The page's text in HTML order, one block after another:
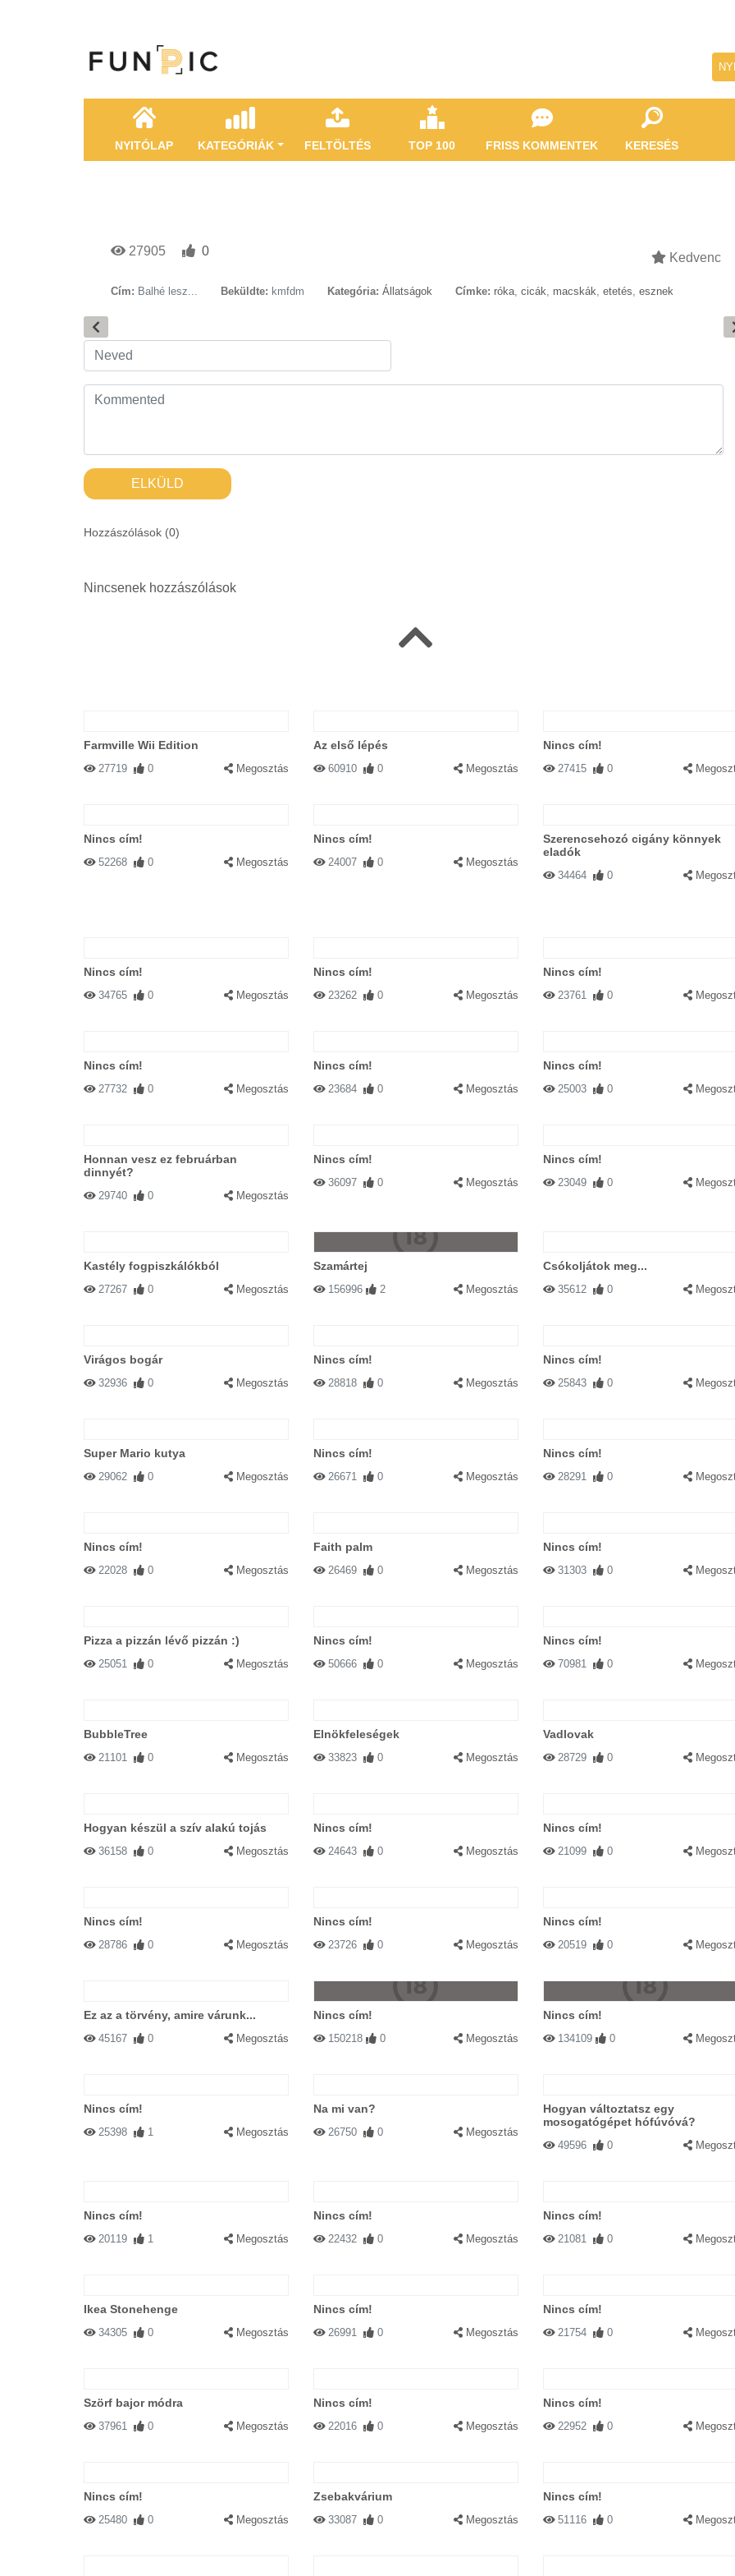
NYITÓLAP KATEGÓRIÁK FELTÖLTÉS TOP 100 FRISS KOMMENTEK KERESÉS
27905 0 Kedvenc
Cím: Balhé lesz... Beküldte: kmfdm Kategória: Állatságok Címke: róka, cicák, macskák, etetés, esznek
ELKÜLD
Hozzászólások (0)
Nincsenek hozzászólások
Farmville Wii Edition
27719 0 Megosztás
Az első lépés
60910 0 Megosztás
Nincs cím!
27415 0
Nincs cím!
52268 0 Megosztás
Nincs cím!
24007 0 Megosztás
Szerencsehozó cigány könnyek
eladók
34464 0
Nincs cím!
34765 0 Megosztás
Nincs cím!
23262 0 Megosztás
Nincs cím!
23761 0
Nincs cím!
27732 0 Megosztás
Nincs cím!
23684 0 Megosztás
Nincs cím!
25003 0
Honnan vesz ez februárban
dinnyét?
29740 0 Megosztás
Nincs cím!
36097 0 Megosztás
Nincs cím!
23049 0
Kastély fogpiszkálókból
27267 0 Megosztás
Szamártej
156996 2 Megosztás
Csókoljátok meg...
35612 0
Virágos bogár
32936 0 Megosztás
Nincs cím!
28818 0 Megosztás
Nincs cím!
25843 0
Super Mario kutya
29062 0 Megosztás
Nincs cím!
26671 0 Megosztás
Nincs cím!
28291 0
Nincs cím!
22028 0 Megosztás
Faith palm
26469 0 Megosztás
Nincs cím!
31303 0
Pizza a pizzán lévő pizzán :)
25051 0 Megosztás
Nincs cím!
50666 0 Megosztás
Nincs cím!
70981 0
BubbleTree
21101 0 Megosztás
Elnökfeleségek
33823 0 Megosztás
Vadlovak
28729 0
Hogyan készül a szív alakú tojás
36158 0 Megosztás
Nincs cím!
24643 0 Megosztás
Nincs cím!
21099 0
Nincs cím!
28786 0 Megosztás
Nincs cím!
23726 0 Megosztás
Nincs cím!
20519 0
Ez az a törvény, amire várunk...
45167 0 Megosztás
Nincs cím!
150218 0 Megosztás
Nincs cím!
134109 0
Nincs cím!
25398 1 Megosztás
Na mi van?
26750 0 Megosztás
Hogyan változtatsz egy
mosogatógépet hófúvóvá?
49596 0
Nincs cím!
20119 1 Megosztás
Nincs cím!
22432 0 Megosztás
Nincs cím!
21081 0
Ikea Stonehenge
34305 0 Megosztás
Nincs cím!
26991 0 Megosztás
Nincs cím!
21754 0
Szörf bajor módra
37961 0 Megosztás
Nincs cím!
22016 0 Megosztás
Nincs cím!
22952 0
Nincs cím!
25480 0 Megosztás
Zsebakvárium
33087 0 Megosztás
Nincs cím!
51116 0